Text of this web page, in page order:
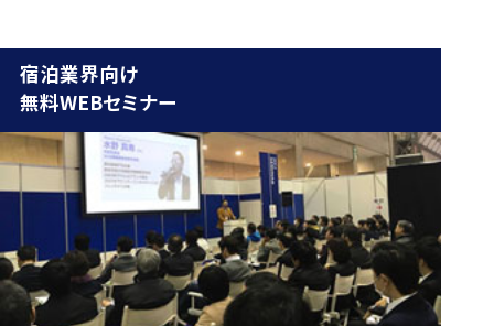
宿泊業界向け
無料WEBセミナー